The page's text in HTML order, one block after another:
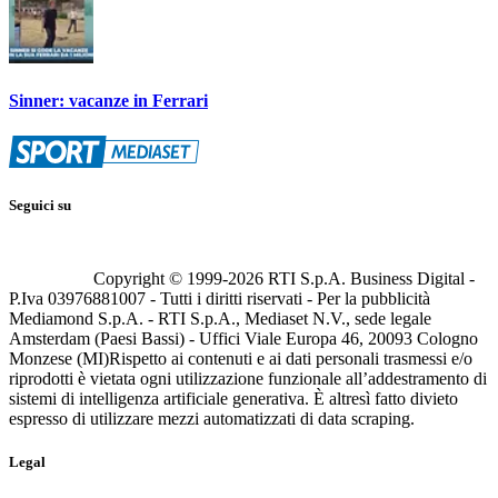
Sinner: vacanze in Ferrari
Seguici su
Copyright © 1999-2026 RTI S.p.A. Business Digital -
P.Iva 03976881007 - Tutti i diritti riservati - Per la pubblicità
Mediamond S.p.A. - RTI S.p.A., Mediaset N.V., sede legale
Amsterdam (Paesi Bassi) - Uffici Viale Europa 46, 20093 Cologno
Monzese (MI)Rispetto ai contenuti e ai dati personali trasmessi e/o
riprodotti è vietata ogni utilizzazione funzionale all’addestramento di
sistemi di intelligenza artificiale generativa. È altresì fatto divieto
espresso di utilizzare mezzi automatizzati di data scraping.
Legal